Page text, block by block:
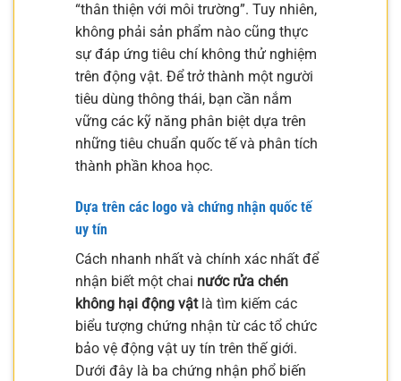
“thân thiện với môi trường”. Tuy nhiên,
không phải sản phẩm nào cũng thực
sự đáp ứng tiêu chí không thử nghiệm
trên động vật. Để trở thành một người
tiêu dùng thông thái, bạn cần nắm
vững các kỹ năng phân biệt dựa trên
những tiêu chuẩn quốc tế và phân tích
thành phần khoa học.
Dựa trên các logo và chứng nhận quốc tế
uy tín
Cách nhanh nhất và chính xác nhất để
nhận biết một chai nước rửa chén
không hại động vậtlà tìm kiếm các
biểu tượng chứng nhận từ các tổ chức
bảo vệ động vật uy tín trên thế giới.
Dưới đây là ba chứng nhận phổ biến